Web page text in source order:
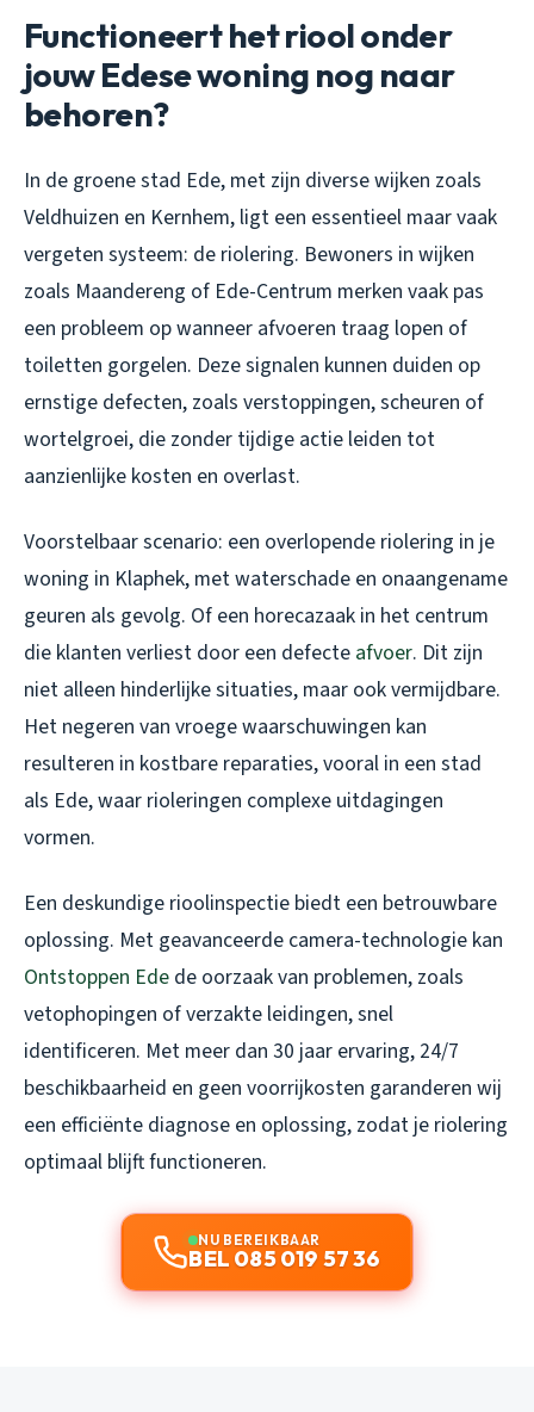
Functioneert het riool onder
jouw Edese woning nog naar
behoren?
In de groene stad Ede, met zijn diverse wijken zoals
Veldhuizen en Kernhem, ligt een essentieel maar vaak
vergeten systeem: de riolering. Bewoners in wijken
zoals Maandereng of Ede-Centrum merken vaak pas
een probleem op wanneer afvoeren traag lopen of
toiletten gorgelen. Deze signalen kunnen duiden op
ernstige defecten, zoals verstoppingen, scheuren of
wortelgroei, die zonder tijdige actie leiden tot
aanzienlijke kosten en overlast.
Voorstelbaar scenario: een overlopende riolering in je
woning in Klaphek, met waterschade en onaangename
geuren als gevolg. Of een horecazaak in het centrum
die klanten verliest door een defecte afvoer. Dit zijn
niet alleen hinderlijke situaties, maar ook vermijdbare.
Het negeren van vroege waarschuwingen kan
resulteren in kostbare reparaties, vooral in een stad
als Ede, waar rioleringen complexe uitdagingen
vormen.
Een deskundige rioolinspectie biedt een betrouwbare
oplossing. Met geavanceerde camera-technologie kan
Ontstoppen Ede de oorzaak van problemen, zoals
vetophopingen of verzakte leidingen, snel
identificeren. Met meer dan 30 jaar ervaring, 24/7
beschikbaarheid en geen voorrijkosten garanderen wij
een efficiënte diagnose en oplossing, zodat je riolering
optimaal blijft functioneren.
NU BEREIKBAAR
BEL 085 019 57 36